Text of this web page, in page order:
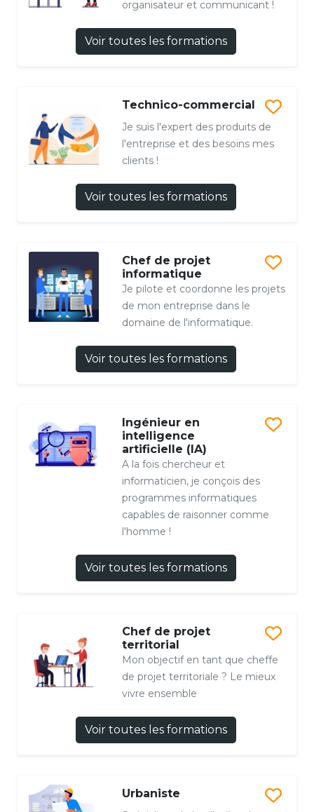
organisateur et communicant !
Voir toutes les formations
Technico-commercial
Je suis l'expert des produits de
l'entreprise et des besoins mes
clients !
Voir toutes les formations
Chef de projet
informatique
Je pilote et coordonne les projets
de mon entreprise dans le
domaine de l'informatique.
Voir toutes les formations
Ingénieur en
intelligence
artificielle (IA)
A la fois chercheur et
informaticien, je conçois des
programmes informatiques
capables de raisonner comme
l'homme !
Voir toutes les formations
Chef de projet
territorial
Mon objectif en tant que cheffe
de projet territoriale ? Le mieux
vivre ensemble
Voir toutes les formations
Urbaniste